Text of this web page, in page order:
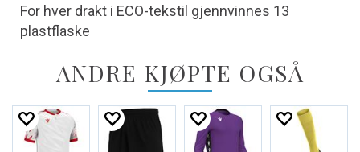
For hver drakt i ECO-tekstil gjennvinnes 13
plastflaske
ANDRE KJØPTE OGSÅ